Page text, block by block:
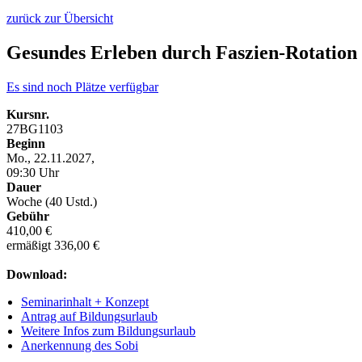
zurück zur Übersicht
Gesundes Erleben durch Faszien-
Es sind noch Plätze verfügbar
Kursnr.
27BG1103
Beginn
Mo., 22.11.2027,
09:30 Uhr
Dauer
Woche (40 Ustd.)
Gebühr
410,00 €
ermäßigt 336,00 €
Download:
Seminarinhalt + Konzept
Antrag auf Bildungsurlaub
Weitere Infos zum Bildungsurlaub
Anerkennung des Sobi